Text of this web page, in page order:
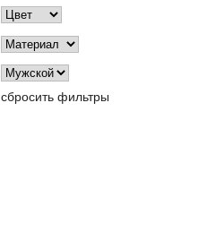
сбросить фильтры